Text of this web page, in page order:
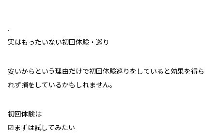
.
実はもったいない初回体験・巡り
安いからという理由だけで初回体験巡りをしていると効果を得ら
れず損をしているかもしれません。
初回体験は
︎︎︎︎︎︎☑︎まずは試してみたい